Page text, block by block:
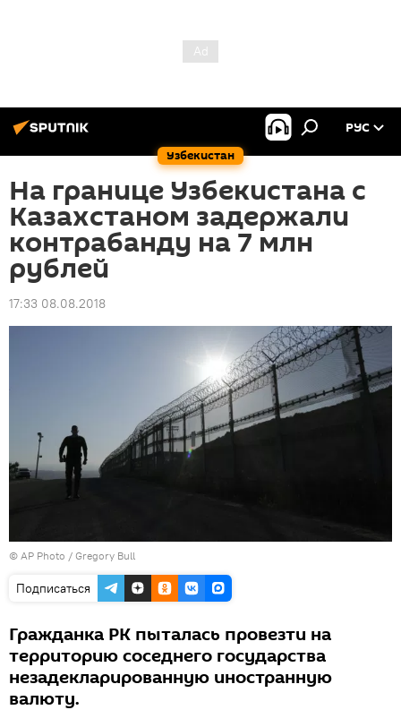
Узбекистан
РУС
На границе Узбекистана с
Казахстаном задержали
контрабанду на 7 млн
рублей
17:33 08.08.2018
© AP Photo / Gregory Bull
Подписаться
Гражданка РК пыталась провезти на
территорию соседнего государства
незадекларированную иностранную
валюту.